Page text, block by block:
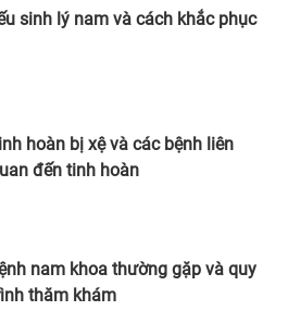
sinh lý nam và cách khắc phục
hoàn bị xệ và các bệnh liên
đến tinh hoàn
nam khoa thường gặp và quy
thăm khám